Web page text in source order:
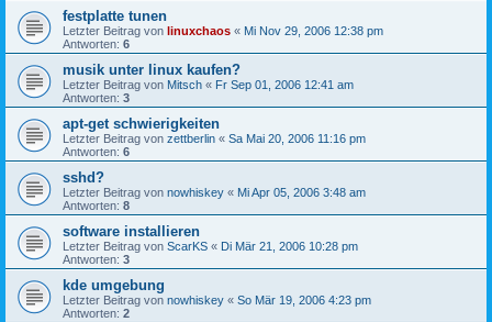
festplatte tunen
Letzter Beitrag von linuxchaos « Mi Nov 29, 2006 12:38 pm
Antworten: 6
musik unter linux kaufen?
Letzter Beitrag von Mitsch « Fr Sep 01, 2006 12:41 am
Antworten: 3
apt-get schwierigkeiten
Letzter Beitrag von zettberlin « Sa Mai 20, 2006 11:16 pm
Antworten: 6
sshd?
Letzter Beitrag von nowhiskey « Mi Apr 05, 2006 3:48 am
Antworten: 8
software installieren
Letzter Beitrag von ScarKS « Di Mär 21, 2006 10:28 pm
Antworten: 3
kde umgebung
Letzter Beitrag von nowhiskey « So Mär 19, 2006 4:23 pm
Antworten: 2